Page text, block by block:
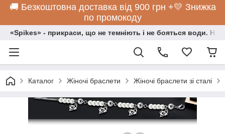
🚚 Безкоштовна доставка від 900 грн +💛 Знижка
по промокоду
«Spikes» - прикраси, що не темніють і не бояться води.
Каталог Жіночі браслети Жіночі браслети зі сталі